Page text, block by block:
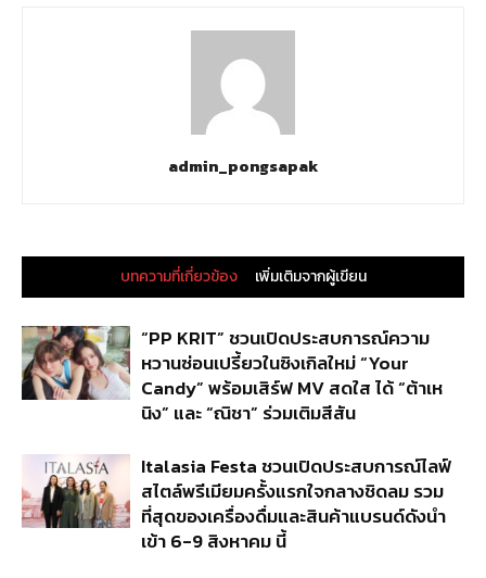
admin_pongsapak
บทความที่เกี่ยวข้อง เพิ่มเติมจากผู้เขียน
“PP KRIT” ชวนเปิดประสบการณ์ความ
หวานซ่อนเปรี้ยวในซิงเกิลใหม่ “Your
Candy” พร้อมเสิร์ฟ MV สดใส ได้ “ต้าเห
นิง” และ “ณิชา” ร่วมเติมสีสัน
Italasia Festa ชวนเปิดประสบการณ์ไลฟ์
สไตล์พรีเมียมครั้งแรกใจกลางชิดลม รวม
ที่สุดของเครื่องดื่มและสินค้าแบรนด์ดังนำ
เข้า 6-9 สิงหาคม นี้